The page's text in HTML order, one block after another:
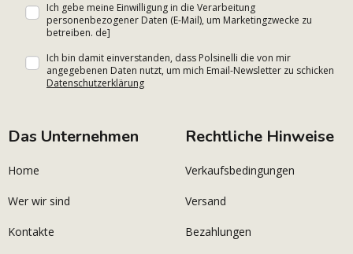
Ich gebe meine Einwilligung in die Verarbeitung
personenbezogener Daten (E-Mail), um Marketingzwecke zu
betreiben. de]
Ich bin damit einverstanden, dass Polsinelli die von mir
angegebenen Daten nutzt, um mich Email-Newsletter zu schicken
Datenschutzerklärung
Das Unternehmen
Home
Wer wir sind
Kontakte
Rechtliche Hinweise
Verkaufsbedingungen
Versand
Bezahlungen